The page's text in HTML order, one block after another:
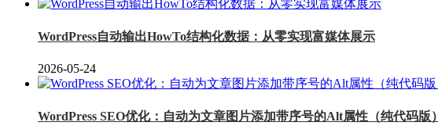
WordPress自动输出HowTo结构化数据：从零实现富媒体展示
2026-05-24
WordPress SEO优化：自动为文章图片添加带序号的Alt属性（纯代码版）